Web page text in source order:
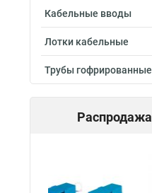
Кабельные вводы
Лотки кабельные
Трубы гофрированные
Распродажа